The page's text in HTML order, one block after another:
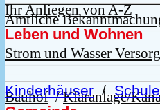
Amtliche
Ihr Anliegen von A-Z
Strom und Wasser
Bauhof/Kläranlage/
Leben und Wohnen
Kinderhäuser /